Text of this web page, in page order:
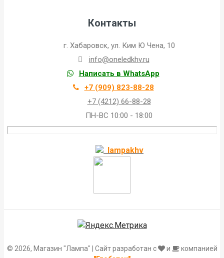
Контакты
г. Хабаровск, ул. Ким Ю Чена, 10
info@oneledkhv.ru
Написать в WhatsApp
+7 (909) 823-88-28
+7 (4212) 66-88-28
ПН-ВС 10:00 - 18:00
lampakhv
© 2026, Магазин "Лампа" | Сайт разработан с и
компанией